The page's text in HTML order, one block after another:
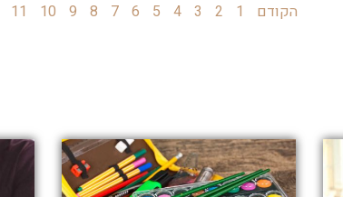
הקודם 1
2
3
4
5
6
7
8
9
10
11